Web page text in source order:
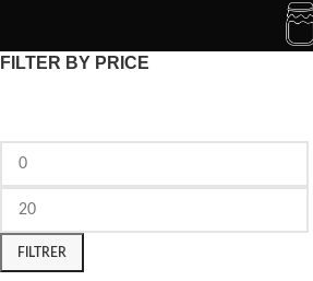
FILTER BY PRICE
FILTRER